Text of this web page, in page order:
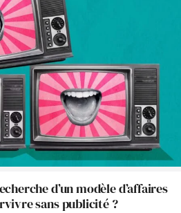
d’un modèle d’affaires
sans publicité ?